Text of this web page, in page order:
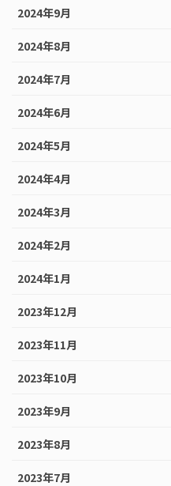
2024年9月
2024年8月
2024年7月
2024年6月
2024年5月
2024年4月
2024年3月
2024年2月
2024年1月
2023年12月
2023年11月
2023年10月
2023年9月
2023年8月
2023年7月